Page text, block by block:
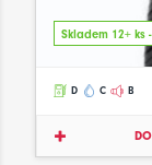
Skladem 12+ ks
D C B